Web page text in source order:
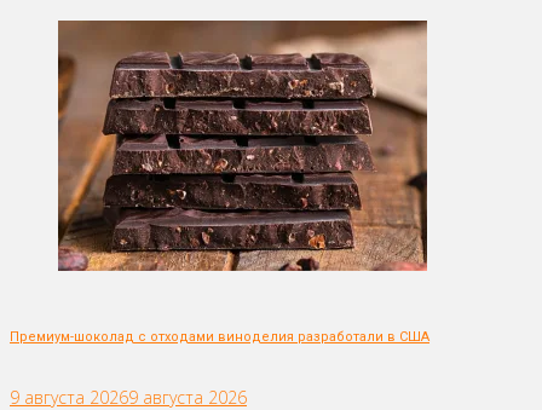
Премиум-шоколад с отходами виноделия разработали в США
9 августа 20269 августа 2026